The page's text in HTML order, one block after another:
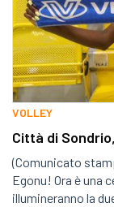
VOLLEY
Città di
(Comunicato
Egonu! Ora è una
illumineranno la